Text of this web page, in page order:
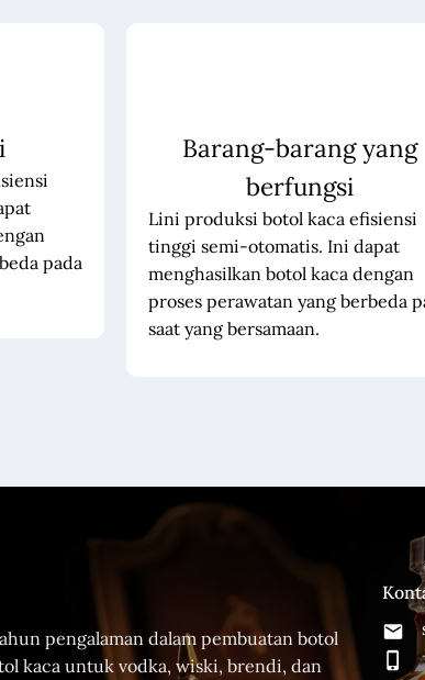
pada
Barang-barang yang
berfungsi
Lini produksi botol kaca efisiensi
tinggi semi-otomatis. Ini dapat
menghasilkan botol kaca dengan
proses perawatan yang berbeda
saat yang bersamaan.
pengalaman dalam pembuatan botol
kaca untuk vodka, wiski, brendi, dan